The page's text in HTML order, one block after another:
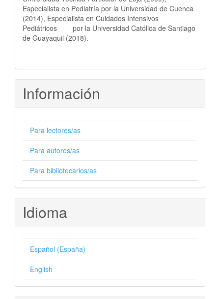
Especialista en Pediatría por la Universidad de Cuenca
(2014), Especialista en Cuidados Intensivos
Pediátricos por la Universidad Católica de Santiago
de Guayaquil (2018).
Información
Para lectores/as
Para autores/as
Para bibliotecarios/as
Idioma
Español (España)
English